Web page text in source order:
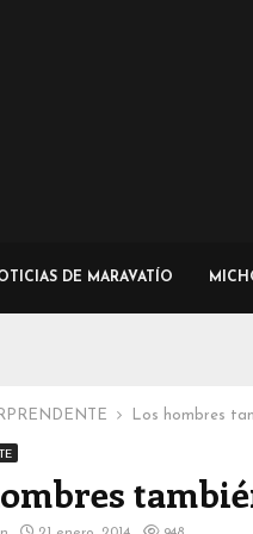
DE MARAVATÍO
Los hombres